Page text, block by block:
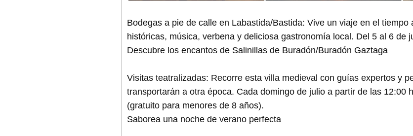
Bodegas a pie de calle en Labastida/Bastida: Vive un viaje en el
históricas, música, verbena y deliciosa gastronomía local. Del 5 al 6 de
Descubre los encantos de Salinillas de Buradón/Buradón Gaztaga
Visitas teatralizadas: Recorre esta villa medieval con guías expertos y
transportarán a otra época. Cada domingo de julio a partir de las 12:00
(gratuito para menores de 8 años).
Saborea una noche de verano perfecta